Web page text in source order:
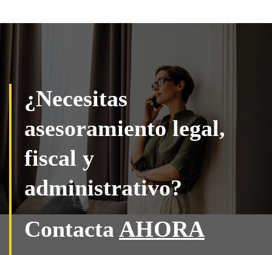
¿Necesitas
asesoramiento legal,
fiscal y
administrativo?
Contacta AHORA